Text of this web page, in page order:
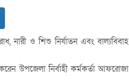
নারী ও শিশু নির্যাতন এবং বাল্যবিবাহ
উপজেলা নির্বাহী কর্মকর্তা আফরোজা